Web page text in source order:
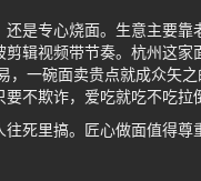
是专心烧面。生意主要
辑视频带节奏。杭州这
，一碗面卖贵点就成众矢
不欺诈，爱吃就吃不吃拉
死里搞。匠心做面值得尊